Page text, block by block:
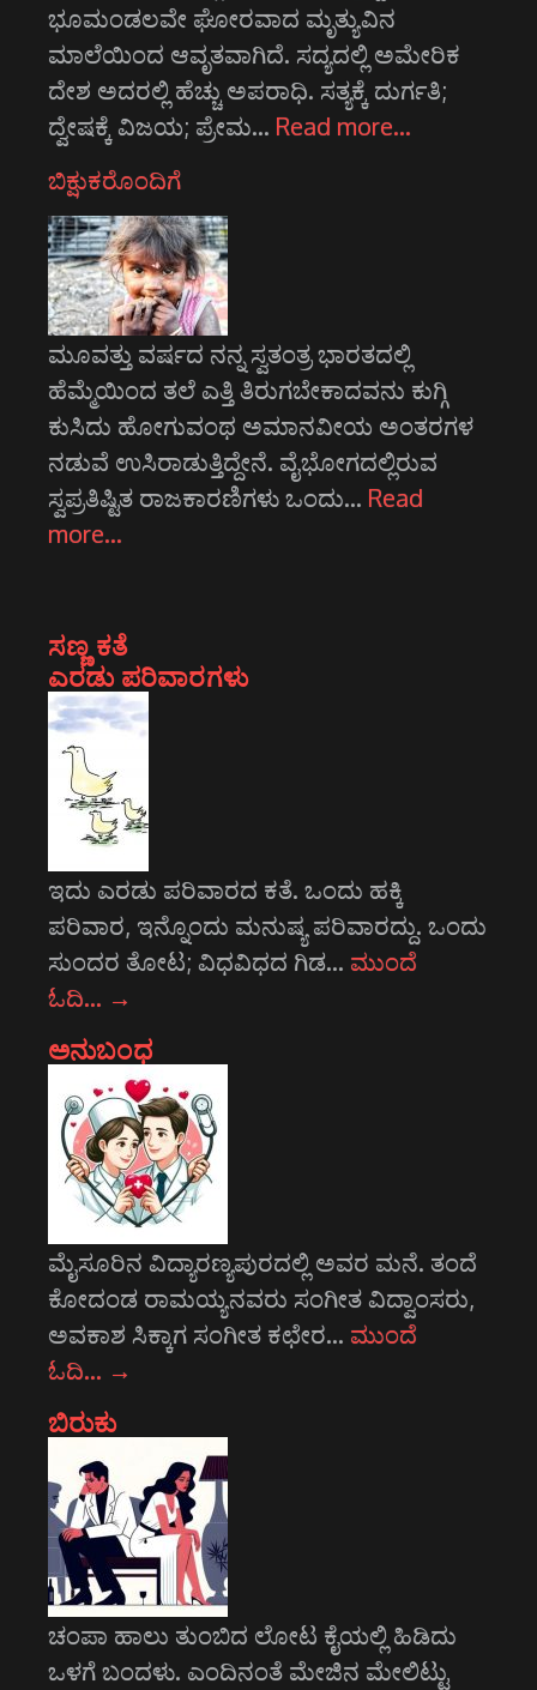
ಭೂಮಂಡಲವೇ ಘೋರವಾದ ಮೃತ್ಯುವಿನ
ಮಾಲೆಯಿಂದ ಆವೃತವಾಗಿದೆ. ಸದ್ಯದಲ್ಲಿ ಅಮೇರಿಕ
ದೇಶ ಅದರಲ್ಲಿ ಹೆಚ್ಚು ಅಪರಾಧಿ. ಸತ್ಯಕ್ಕೆ ದುರ್ಗತಿ;
ದ್ವೇಷಕ್ಕೆ ವಿಜಯ; ಪ್ರೇಮ… Read more…
ಬಿಕ್ಷುಕರೊಂದಿಗೆ
ಮೂವತ್ತು ವರ್ಷದ ನನ್ನ ಸ್ವತಂತ್ರ ಭಾರತದಲ್ಲಿ
ಹೆಮ್ಮೆಯಿಂದ ತಲೆ ಎತ್ತಿ ತಿರುಗಬೇಕಾದವನು ಕುಗ್ಗಿ
ಕುಸಿದು ಹೋಗುವಂಥ ಅಮಾನವೀಯ ಅಂತರಗಳ
ನಡುವೆ ಉಸಿರಾಡುತ್ತಿದ್ದೇನೆ. ವೈಭೋಗದಲ್ಲಿರುವ
ಸ್ವಪ್ರತಿಷ್ಟಿತ ರಾಜಕಾರಣಿಗಳು ಒಂದು… Read
more…
ಸಣ್ಣ ಕತೆ
ಎರಡು ಪರಿವಾರಗಳು
ಇದು ಎರಡು ಪರಿವಾರದ ಕತೆ. ಒಂದು ಹಕ್ಕಿ
ಪರಿವಾರ, ಇನ್ನೊಂದು ಮನುಷ್ಯ ಪರಿವಾರದ್ದು. ಒಂದು
ಸುಂದರ ತೋಟ; ವಿಧವಿಧದ ಗಿಡ… ಮುಂದೆ
ಓದಿ… →
ಅನುಬಂಧ
ಮೈಸೂರಿನ ವಿದ್ಯಾರಣ್ಯಪುರದಲ್ಲಿ ಅವರ ಮನೆ. ತಂದೆ
ಕೋದಂಡ ರಾಮಯ್ಯನವರು ಸಂಗೀತ ವಿದ್ವಾಂಸರು,
ಅವಕಾಶ ಸಿಕ್ಕಾಗ ಸಂಗೀತ ಕಛೇರ… ಮುಂದೆ
ಓದಿ… →
ಬಿರುಕು
ಚಂಪಾ ಹಾಲು ತುಂಬಿದ ಲೋಟ ಕೈಯಲ್ಲಿ ಹಿಡಿದು
ಒಳಗೆ ಬಂದಳು. ಎಂದಿನಂತೆ ಮೇಜಿನ ಮೇಲಿಟ್ಟು